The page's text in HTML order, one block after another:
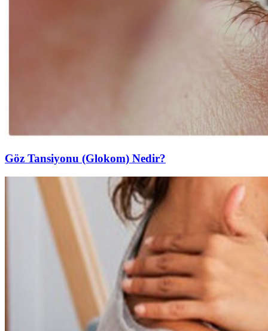
Göz Tansiyonu (Glokom) Nedir?